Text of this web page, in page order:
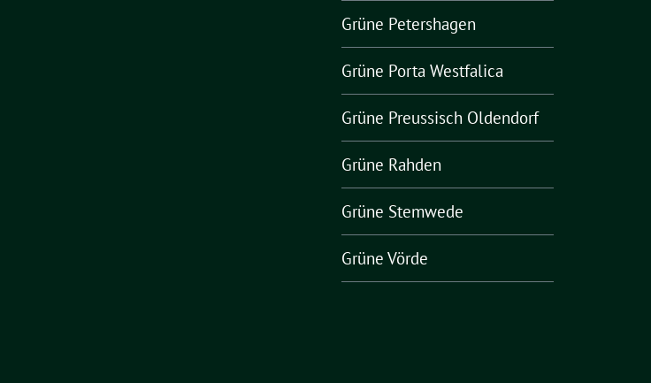
Grüne Petershagen
Grüne Porta Westfalica
Grüne Preussisch Oldendorf
Grüne Rahden
Grüne Stemwede
Grüne Vörde